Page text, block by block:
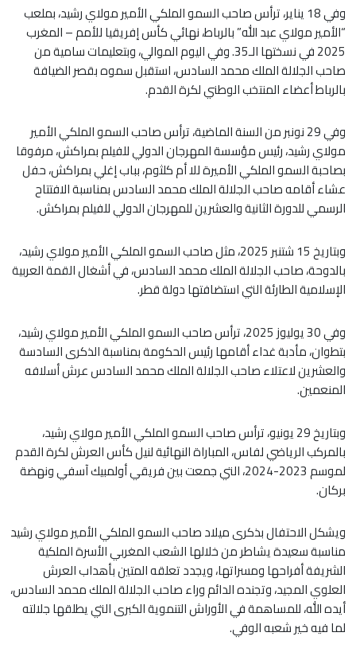
وفي 18 يناير، ترأس صاحب السمو الملكي الأمير مولاي رشيد، بملعب
“الأمير مولاي عبد الله” بالرباط، نهائي كأس إفريقيا للأمم – المغرب
2025 في نسختها الـ35. وفي اليوم الموالي، وبتعليمات سامية من
صاحب الجلالة الملك محمد السادس، استقبل سموه بقصر الضيافة
بالرباط أعضاء المنتخب الوطني لكرة القدم.
وفي 29 نونبر من السنة الماضية، ترأس صاحب السمو الملكي الأمير
مولاي رشيد، رئيس مؤسسة المهرجان الدولي للفيلم بمراكش، مرفوقا
بصاحبة السمو الملكي الأميرة للا أم كلثوم، بباب إغلي بمراكش، حفل
عشاء أقامه صاحب الجلالة الملك محمد السادس بمناسبة الافتتاح
الرسمي للدورة الثانية والعشرين للمهرجان الدولي للفيلم بمراكش.
وبتاريخ 15 شتنبر 2025، مثل صاحب السمو الملكي الأمير مولاي رشيد،
بالدوحة، صاحب الجلالة الملك محمد السادس، في أشغال القمة العربية
الإسلامية الطارئة التي استضافتها دولة قطر.
وفي 30 يوليوز 2025، ترأس صاحب السمو الملكي الأمير مولاي رشيد،
بتطوان، مأدبة غداء أقامها رئيس الحكومة بمناسبة الذكرى السادسة
والعشرين لاعتلاء صاحب الجلالة الملك محمد السادس عرش أسلافه
المنعمين.
وبتاريخ 29 يونيو، ترأس صاحب السمو الملكي الأمير مولاي رشيد،
بالمركب الرياضي لفاس، المباراة النهائية لنيل كأس العرش لكرة القدم
لموسم 2023-2024، التي جمعت بين فريقي أولمبيك آسفي ونهضة
بركان.
ويشكل الاحتفال بذكرى ميلاد صاحب السمو الملكي الأمير مولاي رشيد
مناسبة سعيدة يشاطر من خلالها الشعب المغربي الأسرة الملكية
الشريفة أفراحها ومسراتها، ويجدد تعلقه المتين بأهداب العرش
العلوي المجيد، وتجنده الدائم وراء صاحب الجلالة الملك محمد السادس،
أيده الله، للمساهمة في الأوراش التنموية الكبرى التي يطلقها جلالته
لما فيه خير شعبه الوفي.